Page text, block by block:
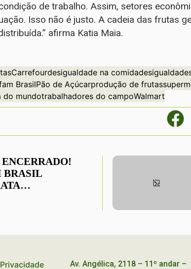
de trabalho. Assim, setores
Isso não é justo. A cadeia das frutas
afirma Katia Maia.
Carrefourdesigualdade na comida
BrasilPão de Açúcarprodução de frutas
mundotrabalhadores do campoWalmart
BRASIL
Av. Angélica, 2118 – 11º andar –